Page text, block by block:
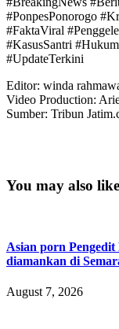
#PonpesPonorogo
#FaktaViral
#KasusSantri
#UpdateTerkini
Editor: winda
Video Production:
Sumber: Tribun
You may also like
Asian porn
diamankan di
August 7, 2026